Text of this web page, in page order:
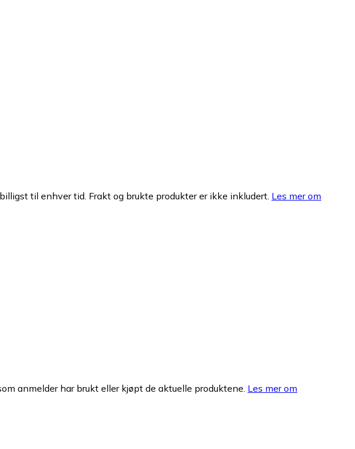
til enhver tid. Frakt og brukte produkter er ikke inkludert. Les mer om
anmelder har brukt eller kjøpt de aktuelle produktene. Les mer om